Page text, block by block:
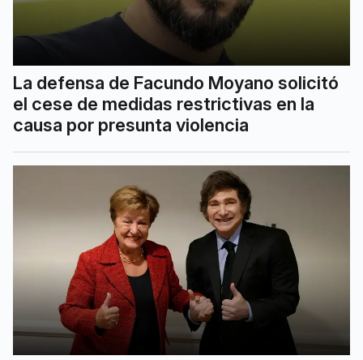
La defensa de Facundo Moyano solicitó
el cese de medidas restrictivas en la
causa por presunta violencia